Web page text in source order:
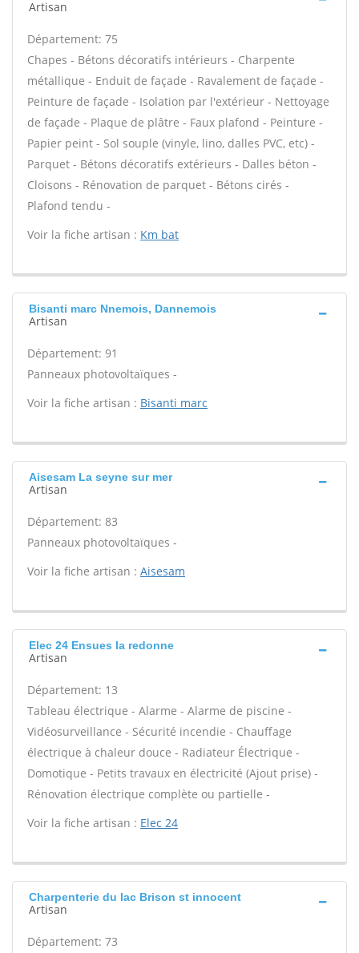
Artisan
Département: 75
Chapes - Bétons décoratifs intérieurs - Charpente
métallique - Enduit de façade - Ravalement de façade -
Peinture de façade - Isolation par l'extérieur - Nettoyage
de façade - Plaque de plâtre - Faux plafond - Peinture -
Papier peint - Sol souple (vinyle, lino, dalles PVC, etc) -
Parquet - Bétons décoratifs extérieurs - Dalles béton -
Cloisons - Rénovation de parquet - Bétons cirés -
Plafond tendu -
Voir la fiche artisan : Km bat
Bisanti marc Nnemois, Dannemois
Artisan
Département: 91
Panneaux photovoltaïques -
Voir la fiche artisan : Bisanti marc
Aisesam La seyne sur mer
Artisan
Département: 83
Panneaux photovoltaïques -
Voir la fiche artisan : Aisesam
Elec 24 Ensues la redonne
Artisan
Département: 13
Tableau électrique - Alarme - Alarme de piscine -
Vidéosurveillance - Sécurité incendie - Chauffage
électrique à chaleur douce - Radiateur Électrique -
Domotique - Petits travaux en électricité (Ajout prise) -
Rénovation électrique complète ou partielle -
Voir la fiche artisan : Elec 24
Charpenterie du lac Brison st innocent
Artisan
Département: 73